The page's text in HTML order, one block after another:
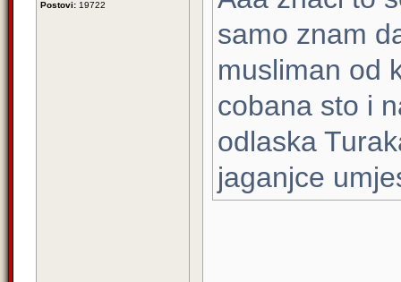
Postovi: 19722
samo znam
musliman od
cobana sto i
odlaska
jaganjce